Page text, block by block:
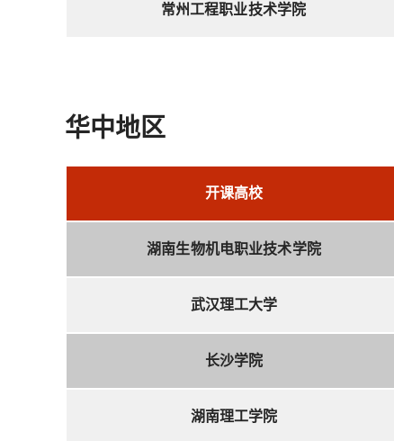
常州工程职业技术学院
华中地区
开课高校
湖南生物机电职业技术学院
武汉理工大学
长沙学院
湖南理工学院